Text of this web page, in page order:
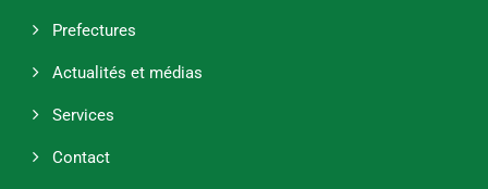
Prefectures
Actualités et médias
Services
Contact